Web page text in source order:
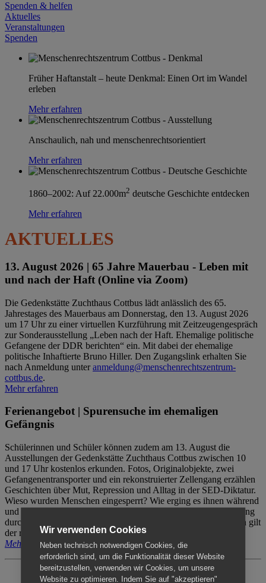
Spenden & helfen
Aktuelles
Veranstaltungen
Spenden
Früher Haftanstalt – heute Denkmal: Einen Ort im Wandel
erleben
Mehr erfahren
Anschaulich, nah und menschenrechtsorientiert
Mehr erfahren
1860–2002: Auf 22.000m2 deutsche Geschichte entdecken
Mehr erfahren
AKTUELLES
13. August 2026 | 65 Jahre Mauerbau - Leben mit
und nach der Haft (Online via Zoom)
Die Gedenkstätte Zuchthaus Cottbus lädt anlässlich des 65.
Jahrestages des Mauerbaus am Donnerstag, den 13. August 2026
um 17 Uhr zu einer virtuellen Kurzführung mit Zeitzeugengespräch
zur Sonderausstellung „Leben nach der Haft. Ehemalige politische
Gefangene der DDR berichten“ ein. Mit dabei der ehemalige
politische Inhaftierte Bruno Hiller. Den Zugangslink erhalten Sie
nach Anmeldung unteranmeldung@menschenrechtszentrum-
cottbus.de.
Mehr erfahren
Ferienangebot | Spurensuche im ehemaligen
Gefängnis
Schülerinnen und Schüler können zudem am 13. August die
Ausstellungen der Gedenkstätte Zuchthaus Cottbus zwischen 10
und 17 Uhr kostenlos erkunden. Fotos, Originalobjekte, zwei
Gefangenentransporter und ein rekonstruierter Zellengang erzählen
Geschichten über Mut, Repression und Alltag in der SED-Diktatur.
Wieso wurden Menschen eingesperrt? Wie erging es ihnen während
und nach der Haft? Der Besuch erfolgt individuell ohne Betreuung
durch das Menschenrechtszentrum Cottbus. Für Begleitpersonen gilt
der reguläre Eintritt (8€ / ermäßigt 5€).
Mehr erfahren
Wir verwenden Cookies
Neben technisch notwendigen Cookies, die
erforderlich sind, um die Funktionalität dieser Website
bereitzustellen, verwenden wir Cookies, um unsere
Website zu optimieren. Indem Sie auf "akzeptieren"